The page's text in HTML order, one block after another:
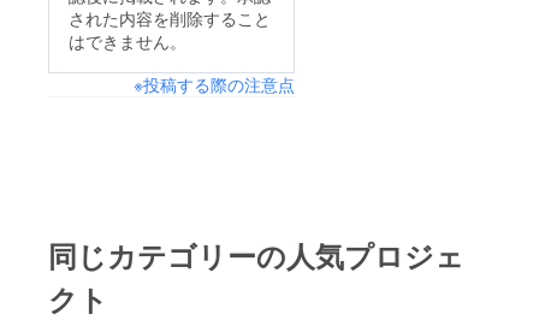
された内容を削除すること
はできません。
※投稿する際の注意点
同じカテゴリーの人気プロジェ
クト